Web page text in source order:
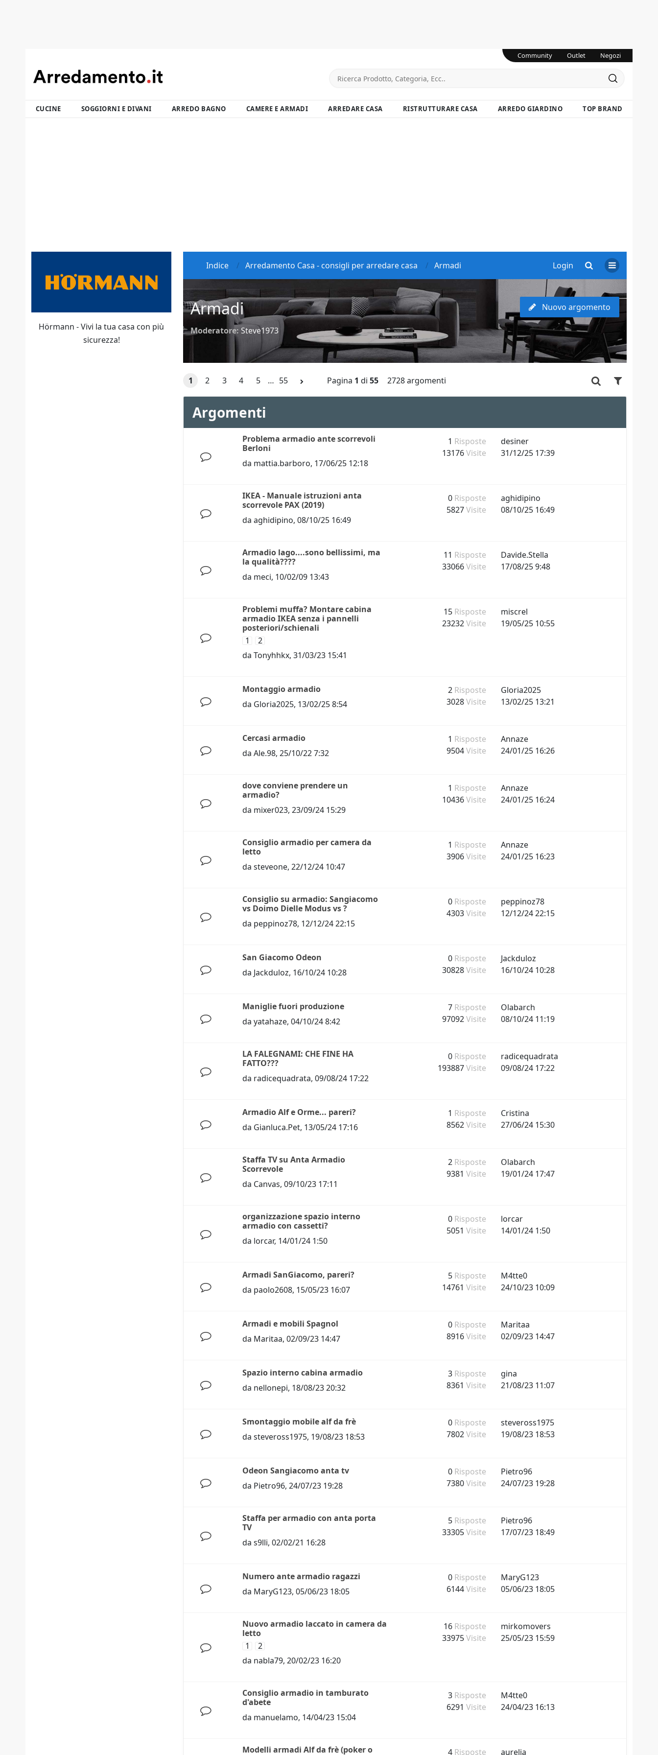
Community Outlet Negozi
CUCINE SOGGIORNI E DIVANI ARREDO BAGNO CAMERE E ARMADI ARREDARE CASA RISTRUTTURARE CASA ARREDO GIARDINO TOP BRAND
Login
Indice Arredamento Casa - consigli per arredare casa Armadi
Armadi
Moderatore: Steve1973
Nuovo argomento
1 2 3 4 5 … 55 Pagina 1 di 55 2728 argomenti
Argomenti
Problema armadio ante scorrevoli
Berloni
da mattia.barboro, 17/06/25 12:18
1 Risposte
13176Visite
desiner
31/12/25 17:39
IKEA - Manuale istruzioni anta
scorrevole PAX (2019)
daaghidipino,08/10/25 16:49
0 Risposte
5827Visite
aghidipino
08/10/25 16:49
Armadio lago....sono bellissimi, ma
la qualità????
da meci, 10/02/09 13:43
11 Risposte
33066Visite
Davide.Stella
17/08/25 9:48
Problemi muffa? Montare cabina
armadio IKEA senza i pannelli
posteriori/schienali
1
2
daTonyhhkx,31/03/23 15:41
15 Risposte
23232Visite
miscrel
19/05/25 10:55
Montaggio armadio
da Gloria2025, 13/02/25 8:54
2 Risposte
3028Visite
Gloria2025
13/02/25 13:21
Cercasi armadio
daAle.98,25/10/22 7:32
1 Risposte
9504Visite
Annaze
24/01/25 16:26
dove conviene prendere un
armadio?
da mixer023,23/09/24 15:29
1 Risposte
10436Visite
Annaze
24/01/25 16:24
Consiglio armadio per camera da
letto
dasteveone,22/12/24 10:47
1 Risposte
3906Visite
Annaze
24/01/25 16:23
Consiglio su armadio: Sangiacomo
vs Doimo Dielle Modus vs ?
da peppinoz78, 12/12/24 22:15
0 Risposte
4303Visite
peppinoz78
12/12/24 22:15
San Giacomo Odeon
da Jackduloz, 16/10/24 10:28
0 Risposte
30828Visite
Jackduloz
16/10/24 10:28
Maniglie fuori produzione
dayatahaze,04/10/24 8:42
7 Risposte
97092Visite
Olabarch
08/10/24 11:19
LA FALEGNAMI: CHE FINE HA
FATTO???
da radicequadrata,09/08/24 17:22
0 Risposte
193887Visite
radicequadrata
09/08/24 17:22
Armadio Alf e Orme... pareri?
da Gianluca.Pet, 13/05/24 17:16
1 Risposte
8562Visite
Cristina
27/06/24 15:30
Staffa TV su Anta Armadio
Scorrevole
da Canvas,09/10/23 17:11
2 Risposte
9381 Visite
Olabarch
19/01/24 17:47
organizzazione spazio interno
armadio con cassetti?
da lorcar, 14/01/24 1:50
0 Risposte
5051 Visite
lorcar
14/01/24 1:50
Armadi SanGiacomo, pareri?
da paolo2608, 15/05/23 16:07
5 Risposte
14761 Visite
M4tte0
24/10/23 10:09
Armadi e mobili Spagnol
da Maritaa,02/09/23 14:47
0 Risposte
8916Visite
Maritaa
02/09/23 14:47
Spazio interno cabina armadio
da nellonepi, 18/08/23 20:32
3 Risposte
8361 Visite
gina
21/08/23 11:07
Smontaggio mobile alf da frè
dasteveross1975, 19/08/23 18:53
0 Risposte
7802Visite
steveross1975
19/08/23 18:53
Odeon Sangiacomo anta tv
da Pietro96,24/07/23 19:28
0 Risposte
7380Visite
Pietro96
24/07/23 19:28
Staffa per armadio con anta porta
TV
das9lli,02/02/21 16:28
5 Risposte
33305Visite
Pietro96
17/07/23 18:49
Numero ante armadio ragazzi
da MaryG123,05/06/23 18:05
0 Risposte
6144Visite
MaryG123
05/06/23 18:05
Nuovo armadio laccato in camera da
letto
1
2
da nabla79,20/02/23 16:20
16 Risposte
33975Visite
mirkomovers
25/05/23 15:59
Consiglio armadio in tamburato
d'abete
da manuelamo, 14/04/23 15:04
3 Risposte
6291 Visite
M4tte0
24/04/23 16:13
Modelli armadi Alf da frè (poker o
4 Risposte aurelia
Hörmann - Vivi la tua casa con più
sicurezza!